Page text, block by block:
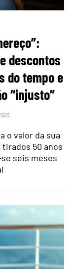
descontos
do tempo e
“injusto”
o valor da sua
50 anos
seis meses